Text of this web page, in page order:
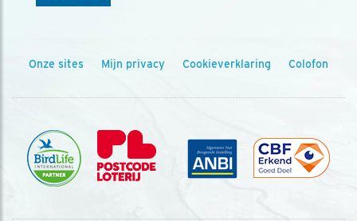
Onze sites Mijn privacy Cookieverklaring Colofon